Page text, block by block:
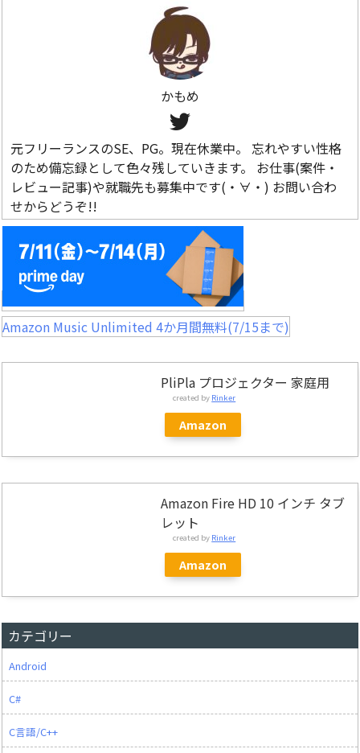
かもめ
元フリーランスのSE、PG。現在休業中。 忘れやすい性格
のため備忘録として色々残していきます。 お仕事(案件・
レビュー記事)や就職先も募集中です(・∀・) お問い合わ
せからどうぞ!!
Amazon Music Unlimited 4か月間無料(7/15まで)
PliPla プロジェクター 家庭用
created by Rinker
Amazon
Amazon Fire HD 10 インチ タブ
レット
created by Rinker
Amazon
カテゴリー
Android
C#
C言語/C++